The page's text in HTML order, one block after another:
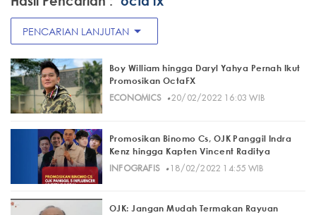
PENCARIAN LANJUTAN arrow_drop_down
Boy William hingga Daryl Yahya Pernah Ikut
Promosikan OctaFX
ECONOMICS· 20/02/2022 16:03 WIB
Promosikan Binomo Cs, OJK Panggil Indra
Kenz hingga Kapten Vincent Raditya
INFOGRAFIS· 18/02/2022 14:55 WIB
OJK: Jangan Mudah Termakan Rayuan